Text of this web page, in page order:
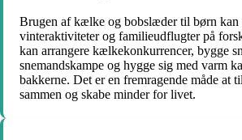
Brugen af kælke og bobslæder til børn kan
vinteraktiviteter og familieudflugter på
kan arrangere kælkekonkurrencer, bygge
snemandskampe og hygge sig med varm
bakkerne. Det er en fremragende måde at
sammen og skabe minder for livet.